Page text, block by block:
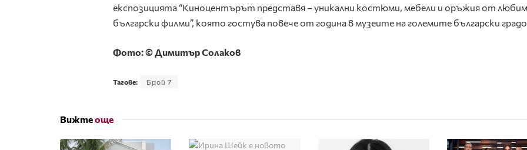
експозицията “Киноцентърът представя – уникални костюми, мебели и оръжия от
български филми”, която гостува повече от година в музеите на големите български
Фото: © Димитър Солаков
Тагове: Брой 7
Вижтеоще